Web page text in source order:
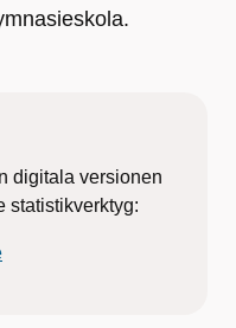
digitala versionen
statistikverktyg: